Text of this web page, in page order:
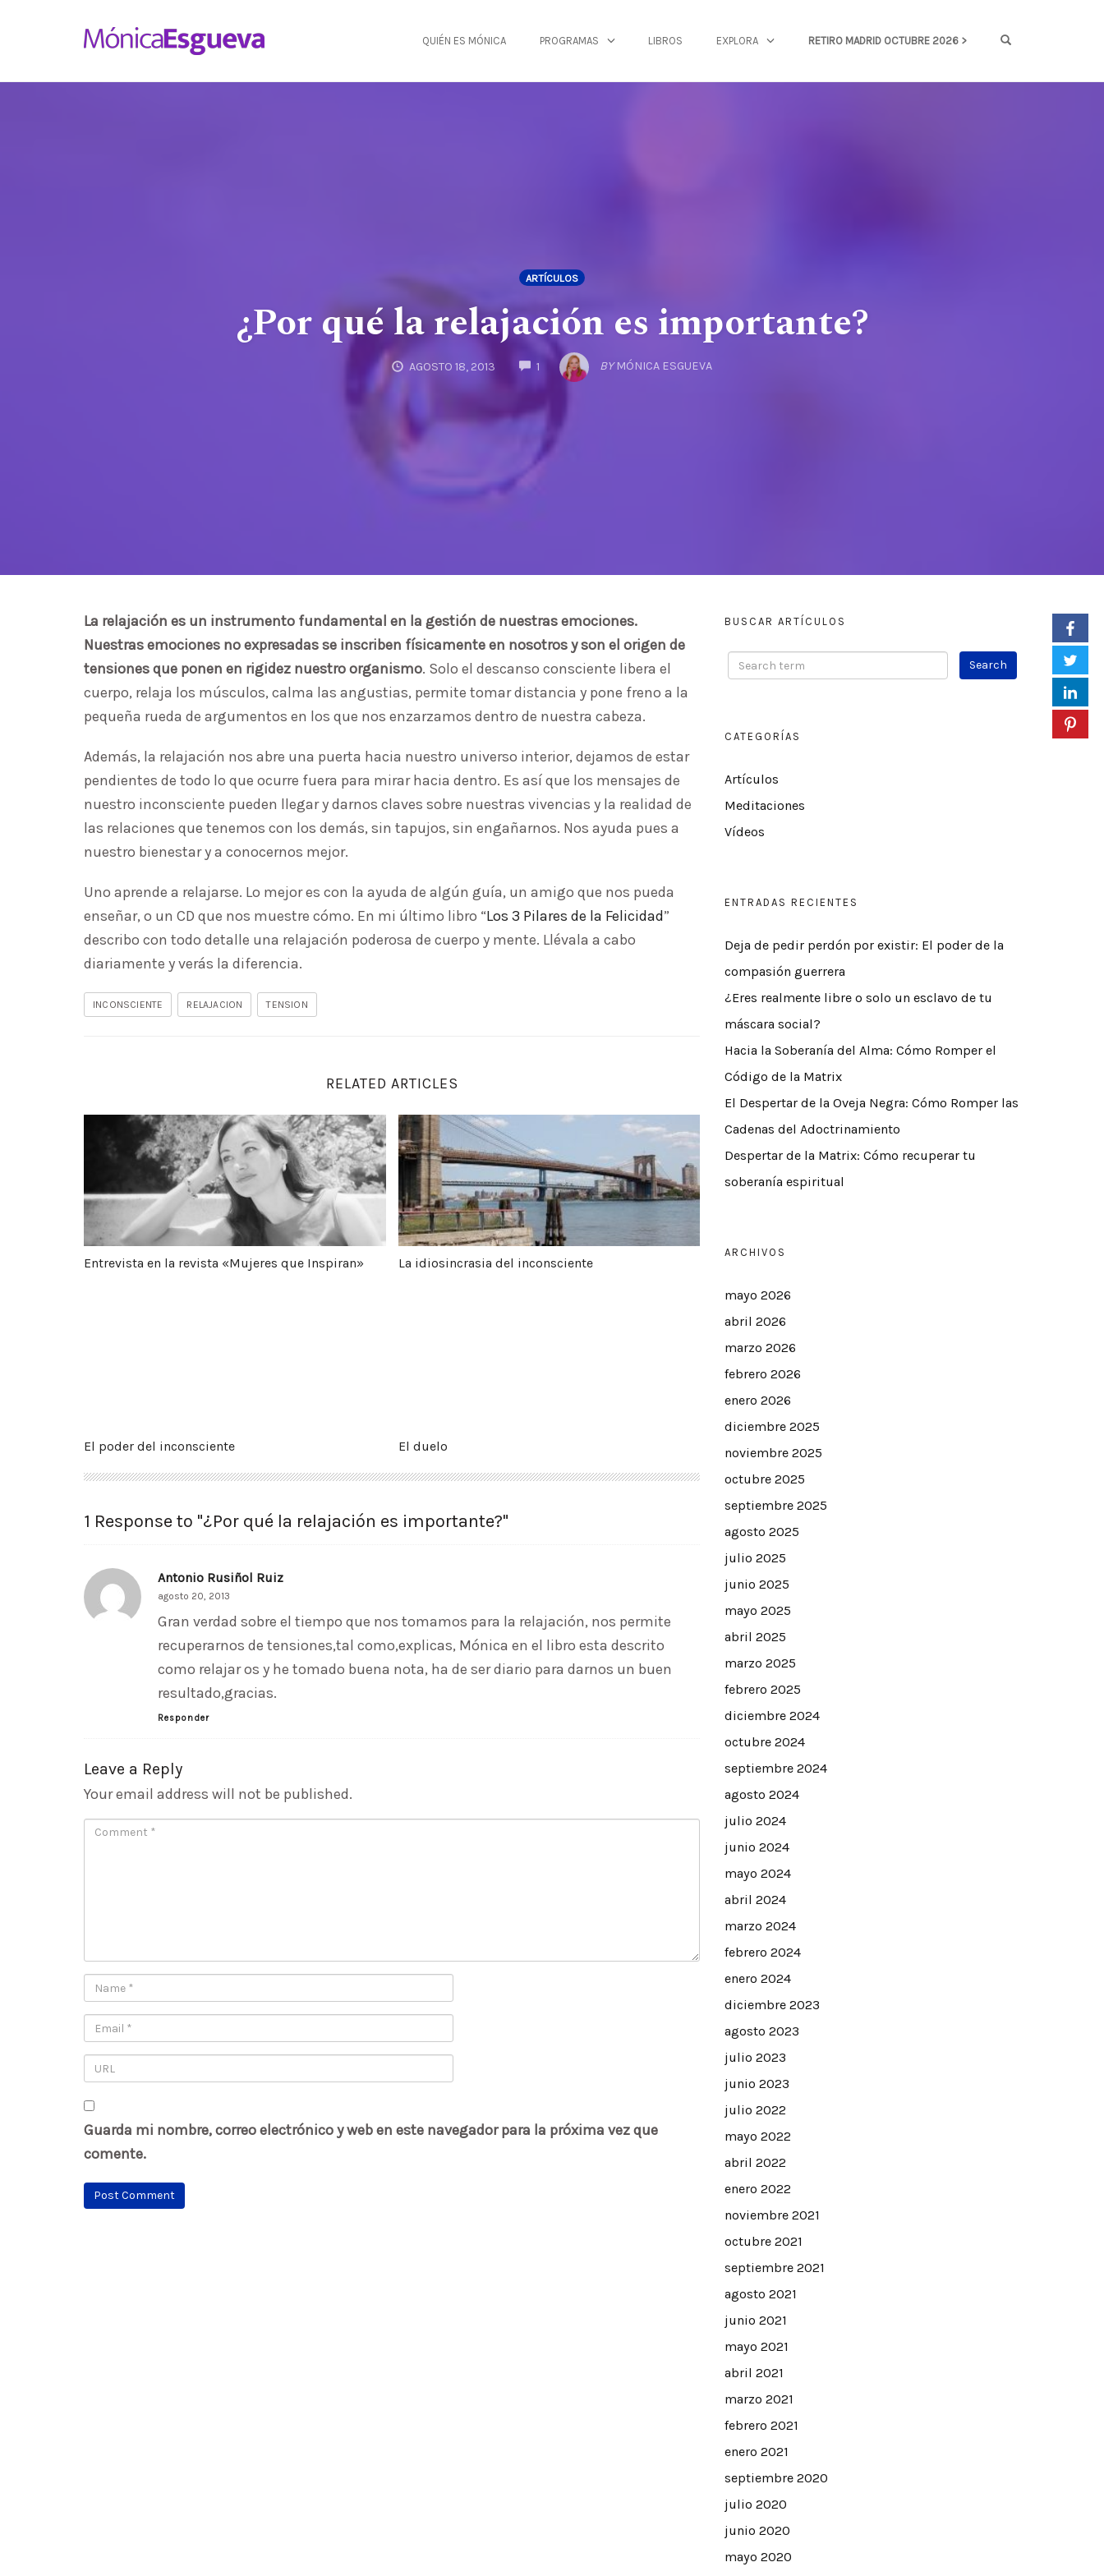
QUIÉN ES MÓNICA PROGRAMAS LIBROS EXPLORA RETIRO MADRID OCTUBRE 2026 > OPEN SEARCH
ARTÍCULOS
¿Por qué la relajación es importante?
AGOSTO 18, 2013 1COMMENTSBY MÓNICA ESGUEVA
La relajación es un instrumento fundamental en la gestión de nuestras emociones.
Nuestras emociones no expresadas se inscriben físicamente en nosotros y son el origen de
tensiones que ponen en rigidez nuestro organismo. Solo el descanso consciente libera el
cuerpo, relaja los músculos, calma las angustias, permite tomar distancia y pone freno a la
pequeña rueda de argumentos en los que nos enzarzamos dentro de nuestra cabeza.
Además, la relajación nos abre una puerta hacia nuestro universo interior, dejamos de estar
pendientes de todo lo que ocurre fuera para mirar hacia dentro. Es así que los mensajes de
nuestro inconsciente pueden llegar y darnos claves sobre nuestras vivencias y la realidad de
las relaciones que tenemos con los demás, sin tapujos, sin engañarnos. Nos ayuda pues a
nuestro bienestar y a conocernos mejor.
Uno aprende a relajarse. Lo mejor es con la ayuda de algún guía, un amigo que nos pueda
enseñar, o un CD que nos muestre cómo. En mi último libro “Los 3 Pilares de la Felicidad”
describo con todo detalle una relajación poderosa de cuerpo y mente. Llévala a cabo
diariamente y verás la diferencia.
INCONSCIENTE RELAJACION TENSION
RELATED ARTICLES
Entrevista en la revista «Mujeres que Inspiran»
Entrevista en la revista «Mujeres que Inspiran»
La idiosincrasia del inconsciente
La idiosincrasia del inconsciente
El poder del inconsciente El duelo
1 Response to "¿Por qué la relajación es importante?"
Antonio Rusiñol Ruiz
agosto 20, 2013
Gran verdad sobre el tiempo que nos tomamos para la relajación, nos permite
recuperarnos de tensiones,tal como,explicas, Mónica en el libro esta descrito
como relajar os y he tomado buena nota, ha de ser diario para darnos un buen
resultado,gracias.
Responder
Leave a Reply
Your email address will not be published.
Guarda mi nombre, correo electrónico y web en este navegador para la próxima vez que
comente.
BUSCAR ARTÍCULOS
CATEGORÍAS
Artículos
Meditaciones
Vídeos
ENTRADAS RECIENTES
Deja de pedir perdón por existir: El poder de la
compasión guerrera
¿Eres realmente libre o solo un esclavo de tu
máscara social?
Hacia la Soberanía del Alma: Cómo Romper el
Código de la Matrix
El Despertar de la Oveja Negra: Cómo Romper las
Cadenas del Adoctrinamiento
Despertar de la Matrix: Cómo recuperar tu
soberanía espiritual
ARCHIVOS
mayo 2026
abril 2026
marzo 2026
febrero 2026
enero 2026
diciembre 2025
noviembre 2025
octubre 2025
septiembre 2025
agosto 2025
julio 2025
junio 2025
mayo 2025
abril 2025
marzo 2025
febrero 2025
diciembre 2024
octubre 2024
septiembre 2024
agosto 2024
julio 2024
junio 2024
mayo 2024
abril 2024
marzo 2024
febrero 2024
enero 2024
diciembre 2023
agosto 2023
julio 2023
junio 2023
julio 2022
mayo 2022
abril 2022
enero 2022
noviembre 2021
octubre 2021
septiembre 2021
agosto 2021
junio 2021
mayo 2021
abril 2021
marzo 2021
febrero 2021
enero 2021
septiembre 2020
julio 2020
junio 2020
mayo 2020